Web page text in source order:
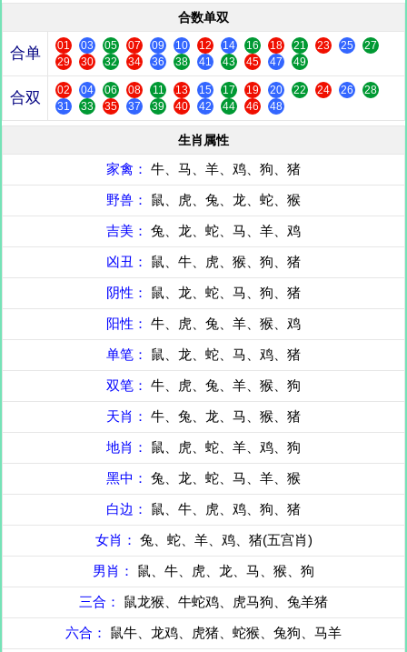
合数单双
合单 01 03 05 07 09 10 12 14 16 18 21 23 25
27
29
30 32 34 36 38 41 43 45 47 49
合双 02 04 06 08 11 13 15 17 19 20 22 24 26
28
31
33 35 37 39 40 42 44 46 48
生肖属性
家禽： 牛、马、羊、鸡、狗、猪
野兽： 鼠、虎、兔、龙、蛇、猴
吉美： 兔、龙、蛇、马、羊、鸡
凶丑： 鼠、牛、虎、猴、狗、猪
阴性： 鼠、龙、蛇、马、狗、猪
阳性： 牛、虎、兔、羊、猴、鸡
单笔： 鼠、龙、蛇、马、鸡、猪
双笔： 牛、虎、兔、羊、猴、狗
天肖： 牛、兔、龙、马、猴、猪
地肖： 鼠、虎、蛇、羊、鸡、狗
黑中： 兔、龙、蛇、马、羊、猴
白边： 鼠、牛、虎、鸡、狗、猪
女肖： 兔、蛇、羊、鸡、猪(五宫肖)
男肖： 鼠、牛、虎、龙、马、猴、狗
三合： 鼠龙猴、牛蛇鸡、虎马狗、兔羊猪
六合： 鼠牛、龙鸡、虎猪、蛇猴、兔狗、马羊